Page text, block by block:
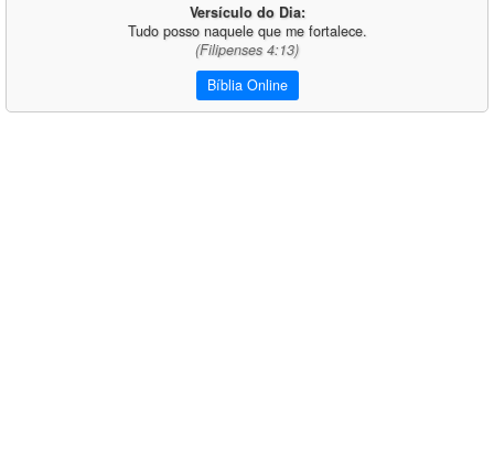
Versículo do Dia:
Tudo posso naquele que me fortalece.
(Filipenses 4:13)
Bíblia Online